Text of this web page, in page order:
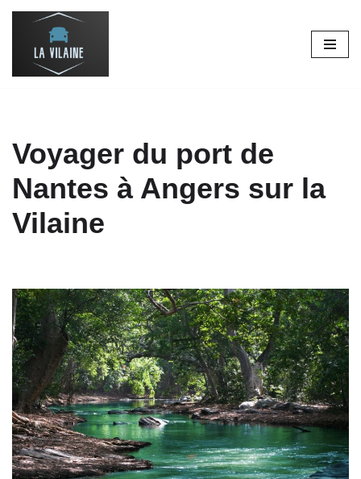
Voyager du port de
Nantes à Angers sur la
Vilaine